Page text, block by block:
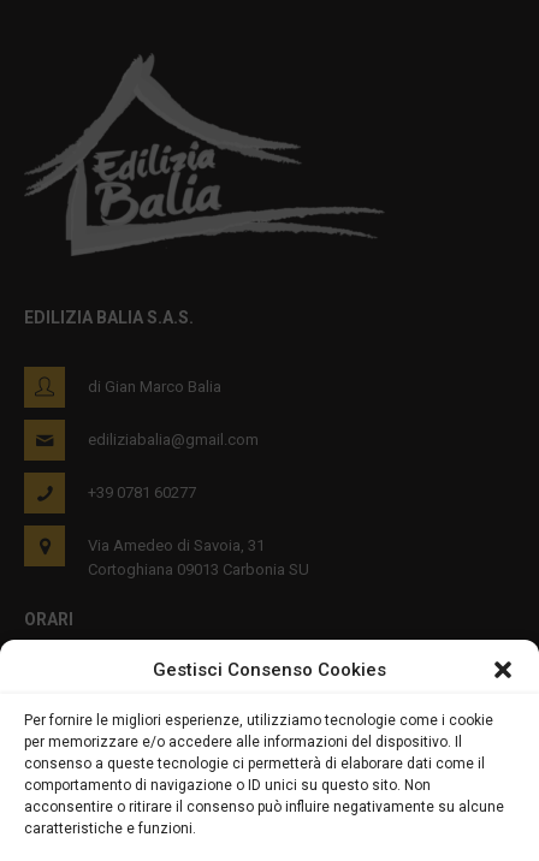
Gestisci Consenso Cookies
Per fornire le migliori esperienze, utilizziamo tecnologie come i cookie
per memorizzare e/o accedere alle informazioni del dispositivo. Il
consenso a queste tecnologie ci permetterà di elaborare dati come il
comportamento di navigazione o ID unici su questo sito. Non
acconsentire o ritirare il consenso può influire negativamente su alcune
caratteristiche e funzioni.
EDILIZIA BALIA S.A.S.
di Gian Marco Balia
ediliziabalia@gmail.com
+39 0781 60277
Via Amedeo di Savoia, 31
Cortoghiana 09013 Carbonia SU
ORARI
PRIVACY E COOKIES
DICHIARAZIONE SULLA PRIVACY (UE)